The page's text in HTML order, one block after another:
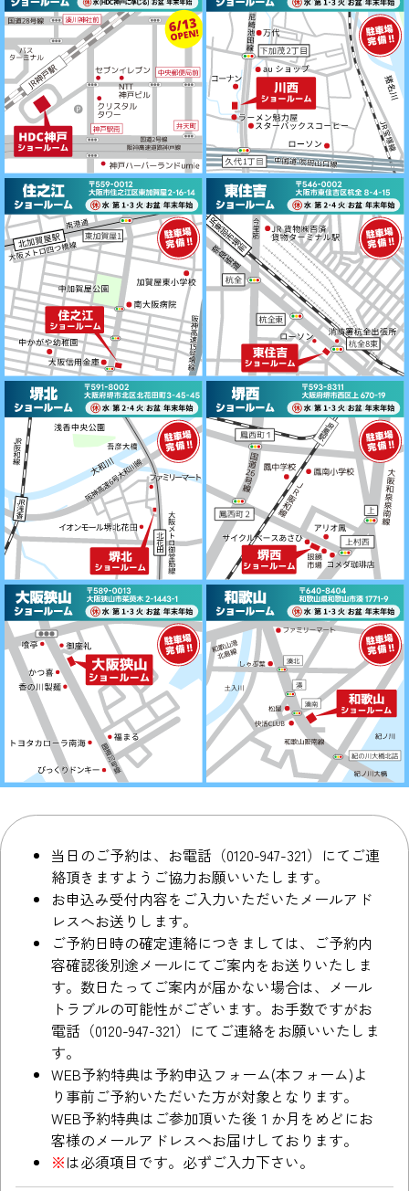
当日のご予約は、お電話（0120-947-321）にてご連
絡頂きますようご協力お願いいたします。
お申込み受付内容をご入力いただいたメールアド
レスへお送りします。
ご予約日時の確定連絡につきましては、ご予約内
容確認後別途メールにてご案内をお送りいたしま
す。数日たってご案内が届かない場合は、メール
トラブルの可能性がございます。お手数ですがお
電話（0120-947-321）にてご連絡をお願いいたしま
す。
WEB予約特典は予約申込フォーム(本フォーム)よ
り事前ご予約いただいた方が対象となります。
WEB予約特典はご参加頂いた後１か月をめどにお
客様のメールアドレスへお届けしております。
※は必須項目です。必ずご入力下さい。